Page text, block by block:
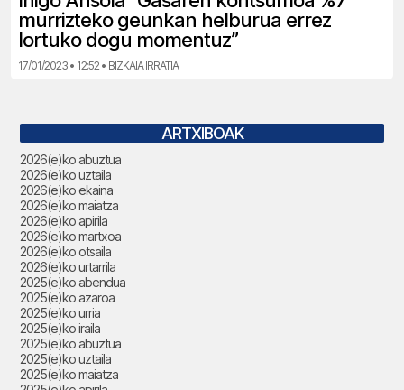
murrizteko geunkan helburua errez
lortuko dogu momentuz”
17/01/2023 • 12:52 • BIZKAIA IRRATIA
ARTXIBOAK
2026(e)ko abuztua
2026(e)ko uztaila
2026(e)ko ekaina
2026(e)ko maiatza
2026(e)ko apirila
2026(e)ko martxoa
2026(e)ko otsaila
2026(e)ko urtarrila
2025(e)ko abendua
2025(e)ko azaroa
2025(e)ko urria
2025(e)ko iraila
2025(e)ko abuztua
2025(e)ko uztaila
2025(e)ko maiatza